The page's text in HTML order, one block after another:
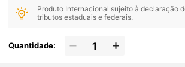
Produto Internacional sujeito à declaração
tributos estaduais e federais.
Quantidade: